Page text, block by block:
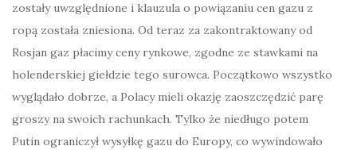
zostały uwzględnione i klauzula o powiązaniu cen gazu z
ropą została zniesiona. Od teraz za zakontraktowany od
Rosjan gaz płacimy ceny rynkowe, zgodne ze stawkami na
holenderskiej giełdzie tego surowca. Początkowo wszystko
wyglądało dobrze, a Polacy mieli okazję zaoszczędzić parę
groszy na swoich rachunkach. Tylko że niedługo potem
Putin ograniczył wysyłkę gazu do Europy, co wywindowało